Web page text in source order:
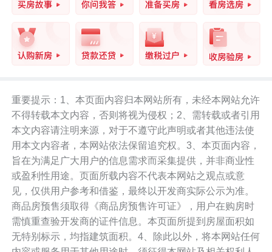
重要提示：1、本页面内容归本网站所有，未经本网站允许
不得转载本文内容，否则将视为侵权；2、需转载或者引用
本文内容请注明来源，对于不遵守此声明或者其他违法使
用本文内容者，本网站依法保留追究权。3、本页面内容，
旨在为满足广大用户的信息需求而采集提供，并非商业性
或盈利性用途。页面所载内容不代表本网站之观点或意
见，仅供用户参考和借鉴，最终以开发商实际公示为准。
商品房预售须取得《商品房预售许可证》，用户在购房时
需慎重查验开发商的证件信息。本页面所提到房屋面积如
无特别标示，均指建筑面积。4、除此以外，将本网站任何